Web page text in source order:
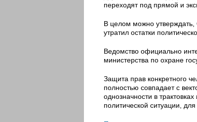
переходят под прямой и
В целом можно утверждать,
утратил остатки
Ведомство официально
министерства по охране
Защита прав конкретного
полностью совпадает с
однозначности в
политической ситуации,